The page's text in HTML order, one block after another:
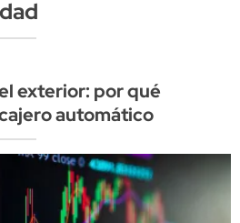
exterior: por qué
automático